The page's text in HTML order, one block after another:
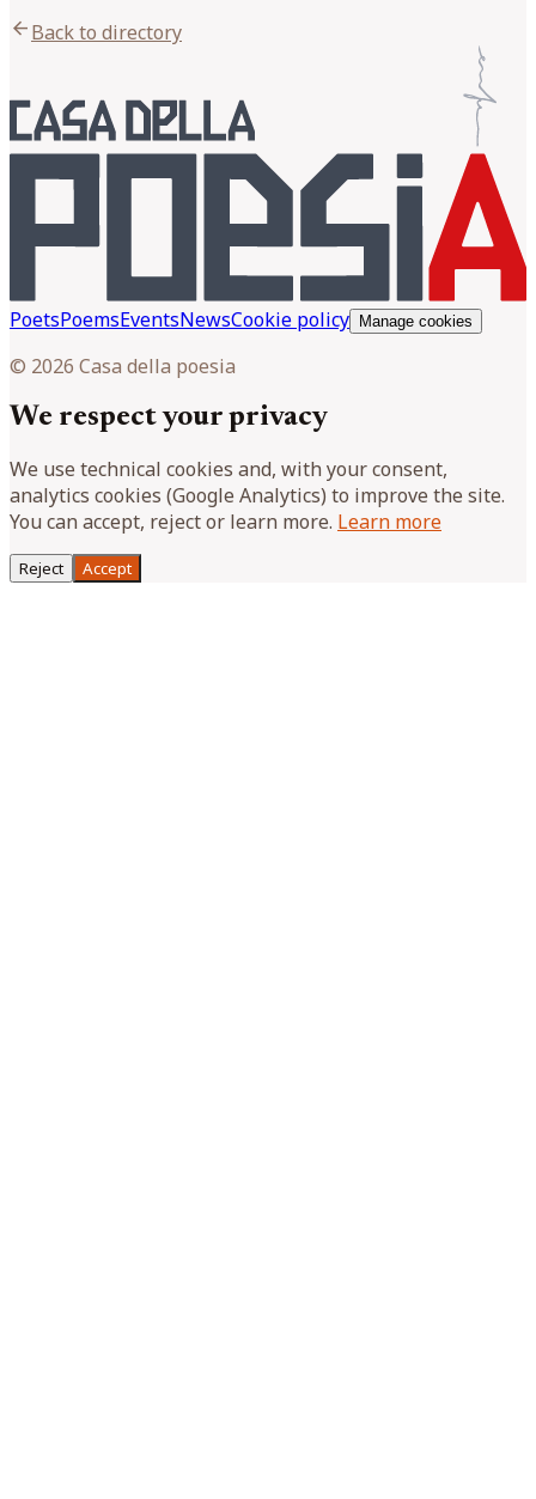
arrow_backBack to directory
PoetsPoemsEventsNewsCookie policy Manage cookies
© 2026 Casa della poesia
We respect your privacy
We use technical cookies and, with your consent,
analytics cookies (Google Analytics) to improve the site.
You can accept, reject or learn more. Learn more
Reject Accept